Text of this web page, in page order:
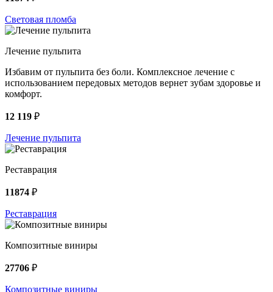
Световая пломба
Лечение пульпита
Избавим от пульпита без боли. Комплексное лечение с
использованием передовых методов вернет зубам здоровье и
комфорт.
12 119 ₽
Лечение пульпита
Реставрация
11874 ₽
Реставрация
Композитные виниры
27706 ₽
Композитные виниры